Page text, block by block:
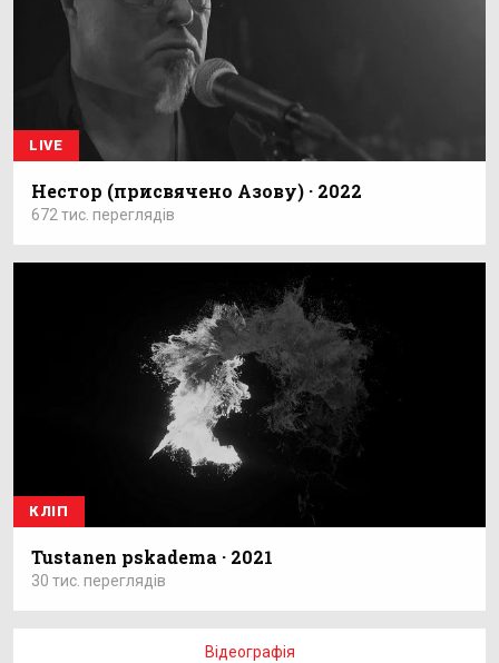
LIVE
Нестор (присвячено Азову) · 2022
672 тис. переглядів
КЛІП
Tustanen pskadema · 2021
30 тис. переглядів
Відеографія